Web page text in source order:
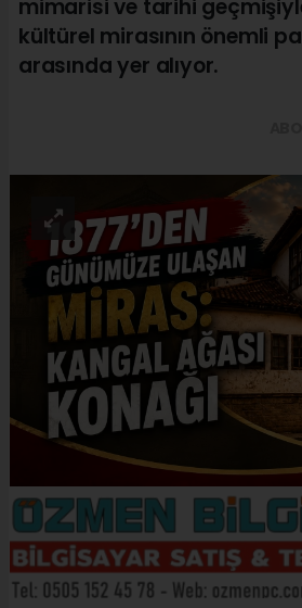
mimarisi ve tarihi
kültürel mirasının önemli
arasında yer alıyor.